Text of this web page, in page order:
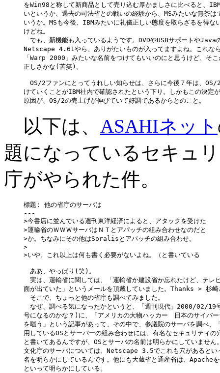
をWin98と称して新商品として売り込む厚かましさに比べると、
いというか、過去の司法省との戦いの経験から、MSみたいな無茶は
いうか。MSも今後、IBMみたいに礼儀正しい態度を取らざるを得な
けどね。
でも、新機能も入っているようです。DVDやUSBサポートや
Netscape 4.61やら、ありがたいものが入ってますよね。これな
「Warp 2000」みたいな名前をつけてもいいのにと思うけど、そ
正しさかな(苦笑)。
OS/2ファンにとってうれしい知らせは、さらに今後７年は、OS/
けていくことがIBM社内で確認されたという下り。しかもこの決定
以下は、 ASAHIネット
題になっているセキュ
庁がやられた件。
標題: 他の省庁のサーバは
---
>今書店に並んでいる週刊東洋経済によると、アタックを受けた
>運輸省のＷＷＷサーバはＮＴとアパッチの組み合わせなのだと
>か。ちなみにその他はSoralisとアパッチの組み合わせ。
>
>いや、これ以上は何も書く必要がないよね。（と書いている
ああ、やっぱり(笑)。
実は、運輸省に関しては、「運輸省か建設省か忘れたけど、テレ
面が出ていた」というメールを頂戴していました。Thanks > 杉崎
そこで、ちょっと他の省庁も調べてみました。
なぜ、調べる気になったかというと、「週刊現代」2000/02/19
号になるのかな？)に、「アメリカの大物ハッカー　日本のサイバ
を嗤う」という記事があって、その中で、参議院のサーバを調べ、
用しているOSとサーバーの組み合わせには、有名なセキュリティの
と書いてあるんですが、OSとサーバの名前は明らかにしていません
文化庁のサーバについては、Netscape 3.5でこれも穴があるとい
名を明らかにしているんです。他にも大蔵省と通産省は、Apache
といって明らかにしている。